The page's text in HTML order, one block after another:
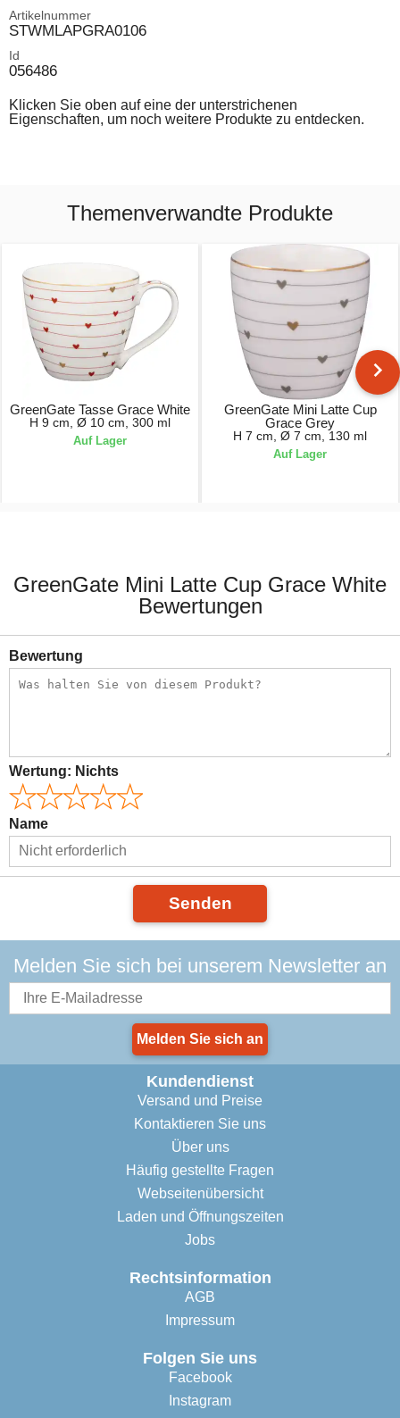
Artikelnummer
STWMLAPGRA0106
Id
056486
Klicken Sie oben auf eine der unterstrichenen
Eigenschaften, um noch weitere Produkte zu entdecken.
Themenverwandte Produkte
GreenGate Tasse Grace White
H 9 cm, Ø 10 cm, 300 ml
Auf Lager
GreenGate Mini Latte Cup
Grace Grey
H 7 cm, Ø 7 cm, 130 ml
Auf Lager
GreenGate Mini Latte Cup Grace White
Bewertungen
Bewertung
Wertung: Nichts
Name
Senden
Melden Sie sich bei unserem Newsletter an
Melden Sie sich an
Kundendienst
Versand und Preise
Kontaktieren Sie uns
Über uns
Häufig gestellte Fragen
Webseitenübersicht
Laden und Öffnungszeiten
Jobs
Rechtsinformation
AGB
Impressum
Folgen Sie uns
Facebook
Instagram